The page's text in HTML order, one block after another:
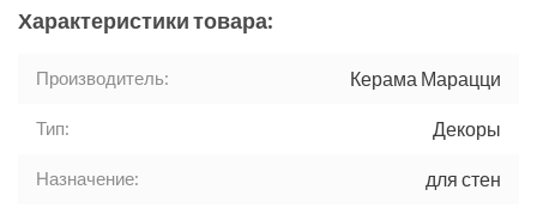
Характеристики товара:
Производитель: Керама Марацци
Тип: Декоры
Назначение: для стен